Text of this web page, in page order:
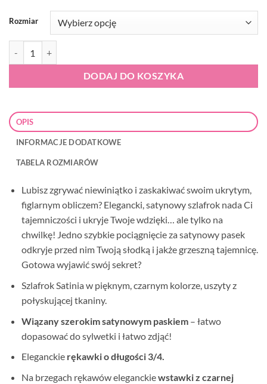
Rozmiar
DODAJ DO KOSZYKA
OPIS
INFORMACJE DODATKOWE
TABELA ROZMIARÓW
Lubisz zgrywać niewiniątko i zaskakiwać swoim ukrytym,
figlarnym obliczem? Elegancki, satynowy szlafrok nada Ci
tajemniczości i ukryje Twoje wdzięki… ale tylko na
chwilkę! Jedno szybkie pociągnięcie za satynowy pasek
odkryje przed nim Twoją słodką i jakże grzeszną tajemnicę.
Gotowa wyjawić swój sekret?
Szlafrok Satinia w pięknym, czarnym kolorze, uszyty z
połyskującej tkaniny.
Wiązany szerokimsatynowym paskiem – łatwo
dopasować do sylwetki i łatwo zdjąć!
Eleganckie rękawki o długości 3/4.
Na brzegach rękawów eleganckiewstawki z czarnej